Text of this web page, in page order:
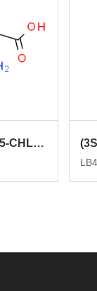
(3S)-3-AMINO-3-(5-CHLOROFURAN-2-YL)PROPANOIC ACID